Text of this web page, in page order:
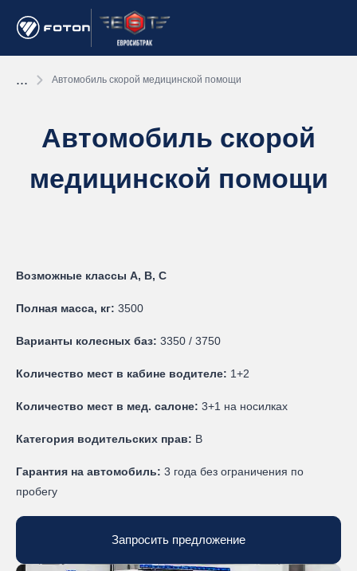
... Автомобиль скорой медицинской помощи
Автомобиль скорой
медицинской помощи
Возможные классы А, В, С
Полная масса, кг: 3500
Варианты колесных баз: 3350 / 3750
Количество мест в кабине водителе: 1+2
Количество мест в мед. салоне: 3+1 на носилках
Категория водительских прав: B
Гарантия на автомобиль: 3 года без ограничения по
пробегу
Запросить предложение